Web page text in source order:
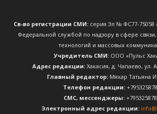
Св-во регистрации СМИ:серия Эл № ФС77-75058
Федеральной службой по надзору в сфере
технологий и массовых
Учредитель СМИ: ООО «Пульс
Адрес редакции:Хакасия, д. Чапаево, ул.
Главный редактор: Мяхар Татьяна
Телефон редакции:
CМС, мессенджеры:
Электронный адрес редакции: